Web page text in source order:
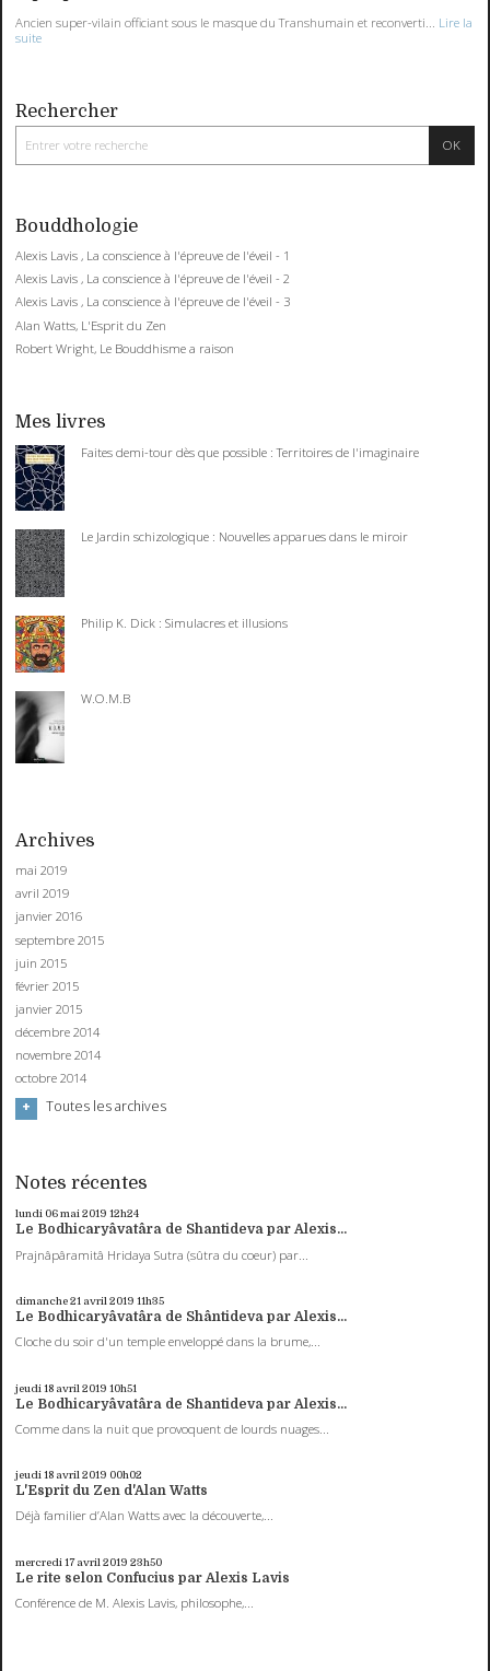
Ancien super-vilain officiant sous le masque du Transhumain et reconverti...
Lire la
suite
Rechercher
Bouddhologie
Alexis Lavis , La conscience à l'épreuve de l'éveil - 1
Alexis Lavis , La conscience à l'épreuve de l'éveil - 2
Alexis Lavis , La conscience à l'épreuve de l'éveil - 3
Alan Watts, L'Esprit du Zen
Robert Wright, Le Bouddhisme a raison
Mes livres
Faites demi-tour dès que possible : Territoires de l'imaginaire
Le Jardin schizologique : Nouvelles apparues dans le miroir
Philip K. Dick : Simulacres et illusions
W.O.M.B
Archives
mai 2019
avril 2019
janvier 2016
septembre 2015
juin 2015
février 2015
janvier 2015
décembre 2014
novembre 2014
octobre 2014
Toutes les archives
Notes récentes
lundi 06mai 2019 12h24
Le Bodhicaryâvatâra de Shantideva par Alexis...
Prajnâpâramitâ Hridaya Sutra (sûtra du coeur) par...
dimanche 21 avril 2019 11h35
Le Bodhicaryâvatâra de Shântideva par Alexis...
Cloche du soir d'un temple enveloppé dans la brume,...
jeudi 18 avril 2019 10h51
Le Bodhicaryâvatâra de Shantideva par Alexis...
Comme dans la nuit que provoquent de lourds nuages...
jeudi 18 avril 2019 00h02
L'Esprit du Zen d'Alan Watts
Déjà familier d’Alan Watts avec la découverte,...
mercredi 17 avril 2019 23h50
Le rite selon Confucius par Alexis Lavis
Conférence de M. Alexis Lavis, philosophe,...